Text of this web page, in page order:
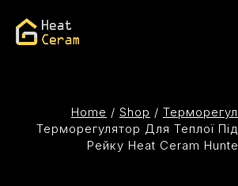
Home / Shop /
Терморегулятор Для Теплої
Рейку Heat Ceram